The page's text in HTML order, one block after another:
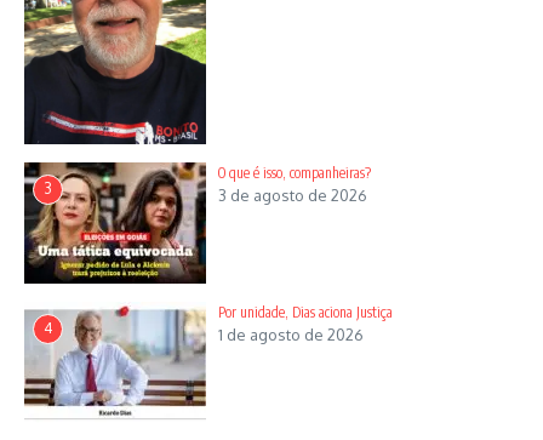
3
O que é isso, companheiras?
3 de agosto de 2026
4
Por unidade, Dias aciona Justiça
1 de agosto de 2026